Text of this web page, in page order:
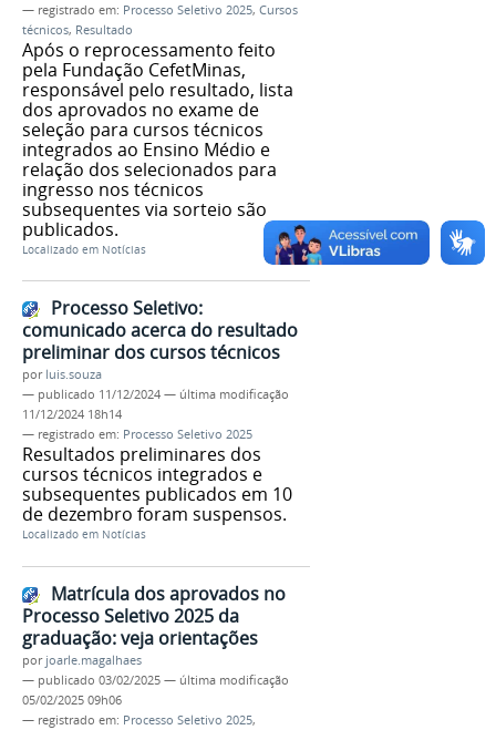
— registrado em: Processo Seletivo 2025, Cursos
técnicos, Resultado
Após o reprocessamento feito
pela Fundação CefetMinas,
responsável pelo resultado, lista
dos aprovados no exame de
seleção para cursos técnicos
integrados ao Ensino Médio e
relação dos selecionados para
ingresso nos técnicos
subsequentes via sorteio são
publicados.
Localizado em Notícias
Processo Seletivo:
comunicado acerca do resultado
preliminar dos cursos técnicos
por luis.souza
— publicado 11/12/2024 — última modificação
11/12/2024 18h14
— registrado em: Processo Seletivo 2025
Resultados preliminares dos
cursos técnicos integrados e
subsequentes publicados em 10
de dezembro foram suspensos.
Localizado em Notícias
Matrícula dos aprovados no
Processo Seletivo 2025 da
graduação: veja orientações
por joarle.magalhaes
— publicado 03/02/2025 — última modificação
05/02/2025 09h06
— registrado em: Processo Seletivo 2025,